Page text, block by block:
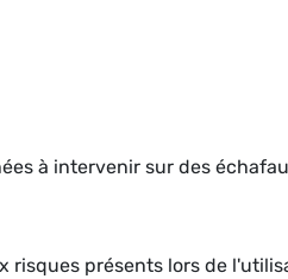
à intervenir sur des
risques présents lors de